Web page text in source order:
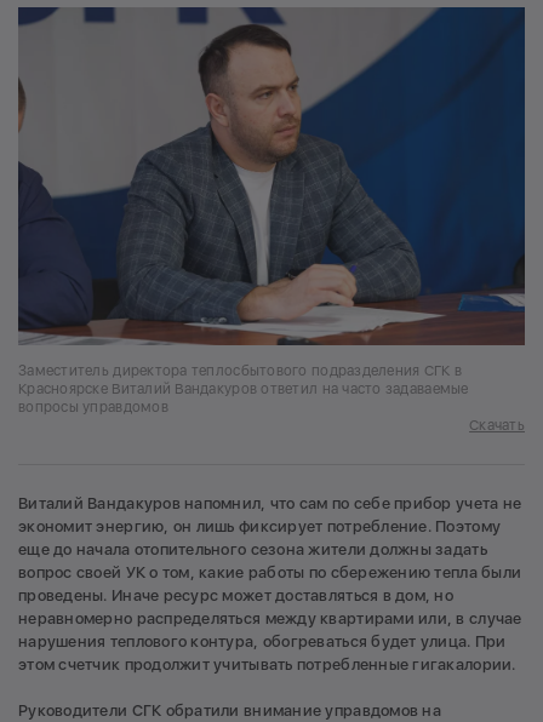
Заместитель директора теплосбытового подразделения СГК в
Красноярске Виталий Вандакуров ответил на часто задаваемые
вопросы управдомов
Скачать
Виталий Вандакуров напомнил, что сам по себе прибор учета не
экономит энергию, он лишь фиксирует потребление. Поэтому
еще до начала отопительного сезона жители должны задать
вопрос своей УК о том, какие работы по сбережению тепла были
проведены. Иначе ресурс может доставляться в дом, но
неравномерно распределяться между квартирами или, в случае
нарушения теплового контура, обогреваться будет улица. При
этом счетчик продолжит учитывать потребленные гигакалории.
Руководители СГК обратили внимание управдомов на